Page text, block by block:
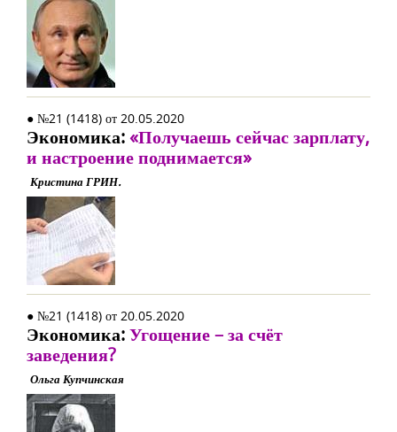
● №21 (1418) от 20.05.2020
Экономика:«Получаешь сейчас зарплату,
и настроение поднимается»
Кристина ГРИН.
● №21 (1418) от 20.05.2020
Экономика:Угощение – за счёт
заведения?
Ольга Купчинская